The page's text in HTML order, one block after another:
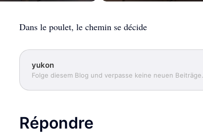
Dans le poulet, le chemin se décide
yukon
Folge diesem Blog und verpasse keine neuen Beiträge.
Répondre